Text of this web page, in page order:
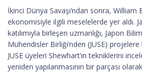
İkinci Dünya Savaşı’ndan sonra,
ekonomisiyle ilgili meselelerde yer aldı.
katılımıyla birleşen uzmanlığı, Japon
Mühendisler Birliği’nden (JUSE)
JUSE üyeleri Shewhart’ın tekniklerini
yeniden yapılanmasının bir parçası